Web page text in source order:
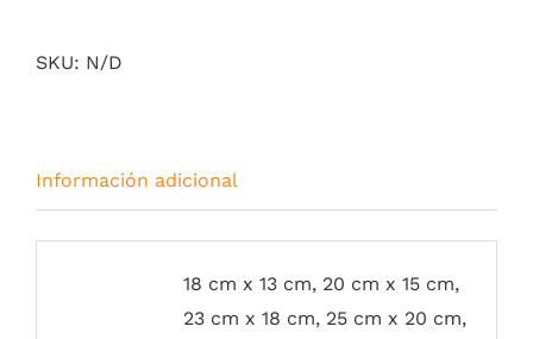
SKU: N/D
Información adicional
18 cm x 13 cm, 20 cm x 15 cm,
23 cm x 18 cm, 25 cm x 20 cm,